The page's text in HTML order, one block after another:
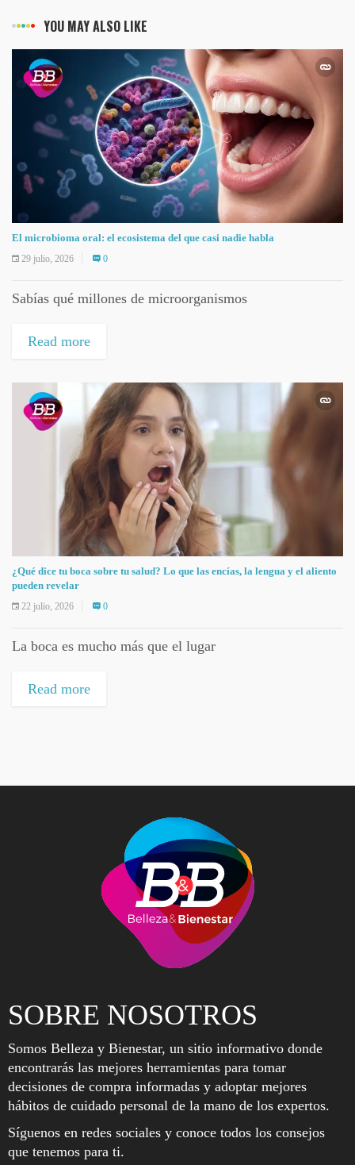
YOU MAY ALSO LIKE
El microbioma oral: el ecosistema del que casi nadie habla
29 julio, 2026 0
Sabías qué millones de microorganismos
Read more
¿Qué dice tu boca sobre tu salud? Lo que las encías, la lengua y el aliento
pueden revelar
22 julio, 2026 0
La boca es mucho más que el lugar
Read more
SOBRE NOSOTROS
Somos Belleza y Bienestar, un sitio informativo donde
encontrarás las mejores herramientas para tomar
decisiones de compra informadas y adoptar mejores
hábitos de cuidado personal de la mano de los expertos.
Síguenos en redes sociales y conoce todos los consejos
que tenemos para ti.